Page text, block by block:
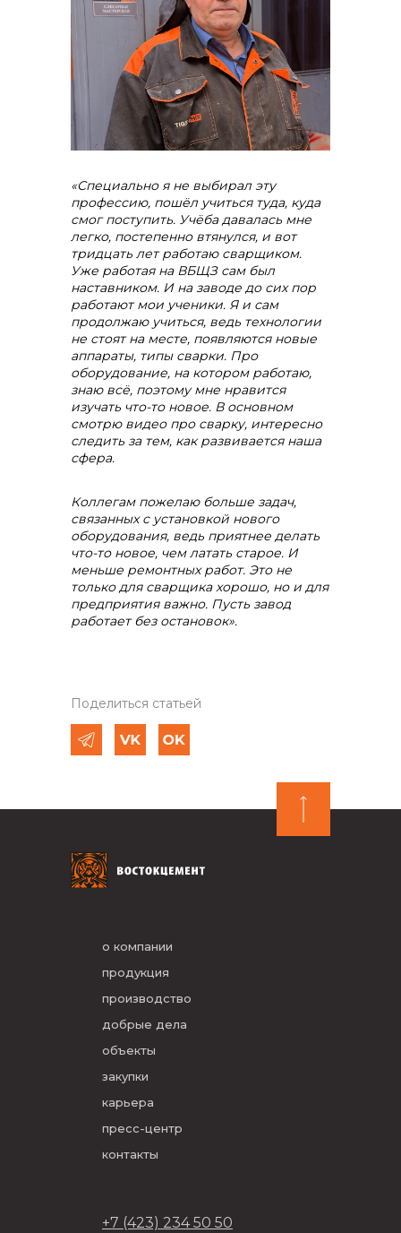
«Специально я не выбирал эту
профессию, пошёл учиться туда, куда
смог поступить. Учёба давалась мне
легко, постепенно втянулся, и вот
тридцать лет работаю сварщиком.
Уже работая на ВБЩЗ сам был
наставником. И на заводе до сих пор
работают мои ученики. Я и сам
продолжаю учиться, ведь технологии
не стоят на месте, появляются новые
аппараты, типы сварки. Про
оборудование, на котором работаю,
знаю всё, поэтому мне нравится
изучать что-то новое. В основном
смотрю видео про сварку, интересно
следить за тем, как развивается наша
сфера.
Коллегам пожелаю больше задач,
связанных с установкой нового
оборудования, ведь приятнее делать
что-то новое, чем латать старое. И
меньше ремонтных работ. Это не
только для сварщика хорошо, но и для
предприятия важно. Пусть завод
работает без остановок».
Поделиться статьей
о компании
продукция
производство
добрые дела
объекты
закупки
карьера
пресс-центр
контакты
+7 (423) 234 50 50